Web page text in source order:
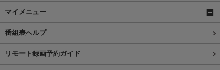
マイメニュー
番組表ヘルプ
リモート録画予約ガイド